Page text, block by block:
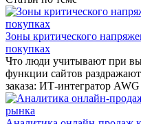
Зоны критического
покупках
Что люди учитывают при
функции сайтов
заказа: ИТ-интегратор